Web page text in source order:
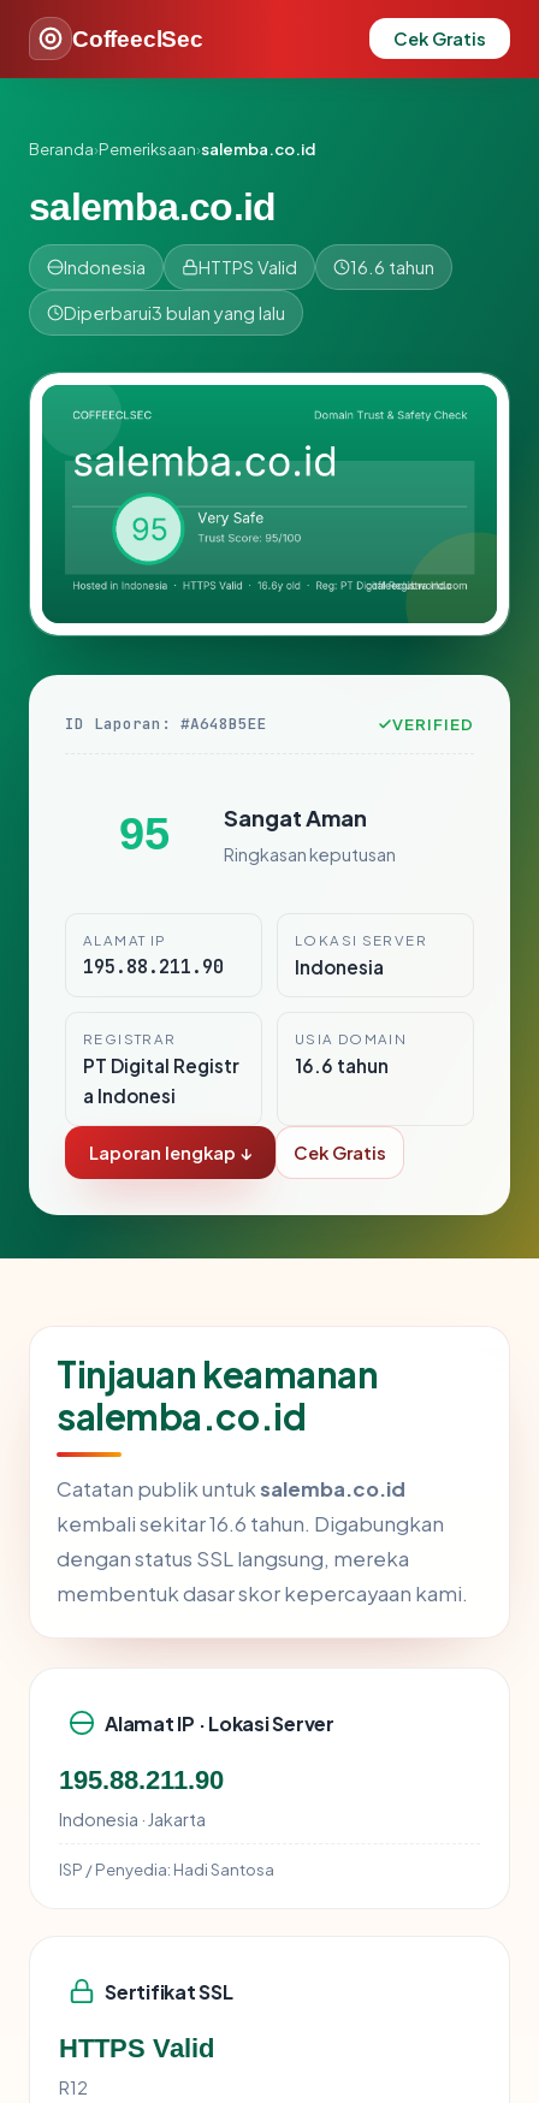
CoffeeclSec Cek Gratis
Beranda›Pemeriksaan›salemba.co.id
salemba.co.id
Indonesia HTTPS Valid 16.6 tahun
Diperbarui3 bulan yang lalu
ID Laporan: #A648B5EE VERIFIED
95 Sangat Aman
Ringkasan keputusan
ALAMAT IP
195.88.211.90
LOKASI SERVER
Indonesia
REGISTRAR
PT Digital Registr
a Indonesi
USIA DOMAIN
16.6 tahun
Laporan lengkap ↓ Cek Gratis
Tinjauan keamanan
salemba.co.id
Catatan publik untuksalemba.co.id
kembali sekitar 16.6 tahun. Digabungkan
dengan status SSL langsung, mereka
membentuk dasar skor kepercayaan kami.
Alamat IP · Lokasi Server
195.88.211.90
Indonesia · Jakarta
ISP / Penyedia: Hadi Santosa
Sertifikat SSL
HTTPS Valid
R12